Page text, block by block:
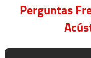
Perguntas